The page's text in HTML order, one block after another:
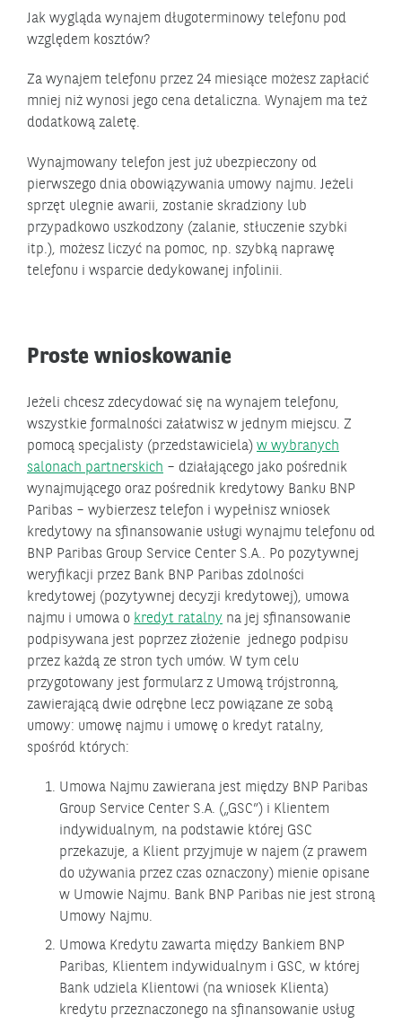
Jak wygląda wynajem długoterminowy telefonu pod
względem kosztów?
Za wynajem telefonu przez 24 miesiące możesz zapłacić
mniej niż wynosi jego cena detaliczna. Wynajem ma też
dodatkową zaletę.
Wynajmowany telefon jest już ubezpieczony od
pierwszego dnia obowiązywania umowy najmu. Jeżeli
sprzęt ulegnie awarii, zostanie skradziony lub
przypadkowo uszkodzony (zalanie, stłuczenie szybki
itp.), możesz liczyć na pomoc, np. szybką naprawę
telefonu i wsparcie dedykowanej infolinii.
Proste wnioskowanie
Jeżeli chcesz zdecydować się na wynajem telefonu,
wszystkie formalności załatwisz w jednym miejscu. Z
pomocą specjalisty (przedstawiciela) w wybranych
salonach partnerskich – działającego jako pośrednik
wynajmującego oraz pośrednik kredytowy Banku BNP
Paribas – wybierzesz telefon i wypełnisz wniosek
kredytowy na sfinansowanie usługi wynajmu telefonu od
BNP Paribas Group Service Center S.A.. Po pozytywnej
weryfikacji przez Bank BNP Paribas zdolności
kredytowej (pozytywnej decyzji kredytowej), umowa
najmu i umowa o kredyt ratalny na jej sfinansowanie
podpisywana jest poprzez złożenie jednego podpisu
przez każdą ze stron tych umów. W tym celu
przygotowany jest formularz z Umową trójstronną,
zawierającą dwie odrębne lecz powiązane ze sobą
umowy: umowę najmu i umowę o kredyt ratalny,
spośród których:
Umowa Najmu zawierana jest między BNP Paribas
Group Service Center S.A. („GSC”) i Klientem
indywidualnym, na podstawie której GSC
przekazuje, a Klient przyjmuje w najem (z prawem
do używania przez czas oznaczony) mienie opisane
w Umowie Najmu. Bank BNP Paribas nie jest stroną
Umowy Najmu.
Umowa Kredytu zawarta między Bankiem BNP
Paribas, Klientem indywidualnym i GSC, w której
Bank udziela Klientowi (na wniosek Klienta)
kredytu przeznaczonego na sfinansowanie usług